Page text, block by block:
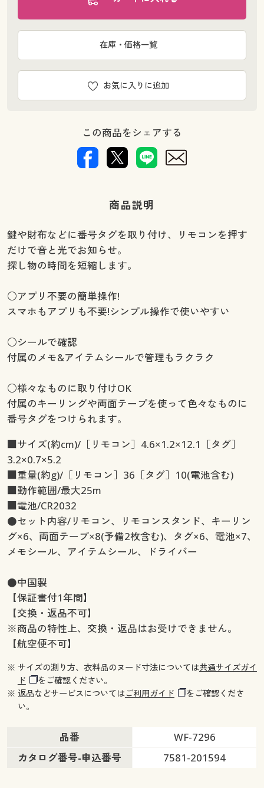
お気に入りに追加
在庫・価格一覧
この商品をシェアする
商品説明
鍵や財布などに番号タグを取り付け、リモコンを押す
だけで音と光でお知らせ。
探し物の時間を短縮します。
○アプリ不要の簡単操作!
スマホもアプリも不要!シンプル操作で使いやすい
○シールで確認
付属のメモ&アイテムシールで管理もラクラク
○様々なものに取り付けOK
付属のキーリングや両面テープを使って色々なものに
番号タグをつけられます。
■サイズ(約cm)/［リモコン］4.6×1.2×12.1［タグ］
3.2×0.7×5.2
■重量(約g)/［リモコン］36［タグ］10(電池含む)
■動作範囲/最大25m
■電池/CR2032
●セット内容/リモコン、リモコンスタンド、キーリン
グ×6、両面テープ×8(予備2枚含む)、タグ×6、電池×7、
メモシール、アイテムシール、ドライバー
●中国製
【保証書付1年間】
【交換・返品不可】
※商品の特性上、交換・返品はお受けできません。
【航空便不可】
※ サイズの測り方、衣料品のヌード寸法については共通サイズガイ
ド
をご確認ください。
※ 返品などサービスについてはご利用ガイド
をご確認くださ
い。
品番
WF-7296
カタログ番号-申込番号
7581-201594